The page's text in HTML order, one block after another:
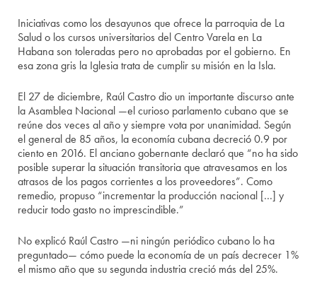
Iniciativas como los desayunos que ofrece la parroquia de La
Salud o los cursos universitarios del Centro Varela en La
Habana son toleradas pero no aprobadas por el gobierno. En
esa zona gris la Iglesia trata de cumplir su misión en la Isla.
El 27 de diciembre, Raúl Castro dio un importante discurso ante
la Asamblea Nacional —el curioso parlamento cubano que se
reúne dos veces al año y siempre vota por unanimidad. Según
el general de 85 años, la economía cubana decreció 0.9 por
ciento en 2016. El anciano gobernante declaró que “no ha sido
posible superar la situación transitoria que atravesamos en los
atrasos de los pagos corrientes a los proveedores”. Como
remedio, propuso “incrementar la producción nacional […] y
reducir todo gasto no imprescindible.”
No explicó Raúl Castro —ni ningún periódico cubano lo ha
preguntado— cómo puede la economía de un país decrecer 1%
el mismo año que su segunda industria creció más del 25%.